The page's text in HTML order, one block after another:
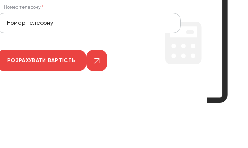
Номер телефону
РОЗРАХУВАТИ ВАРТІСТЬ